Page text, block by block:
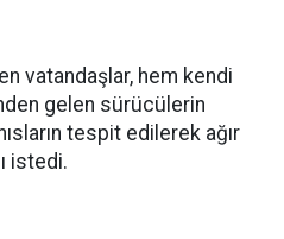
vatandaşlar, hem kendi
gelen sürücülerin
tespit edilerek ağır
istedi.